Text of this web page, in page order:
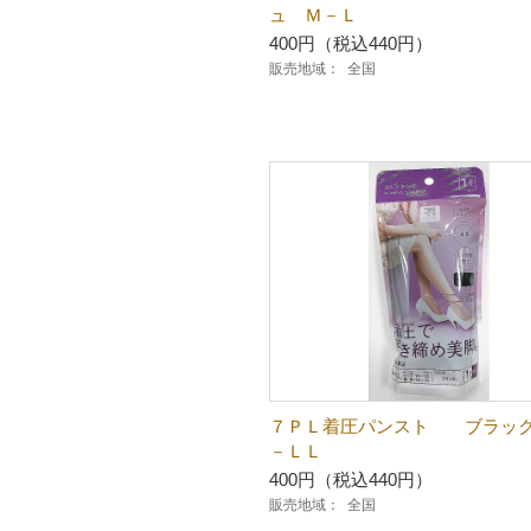
ュ Ｍ－Ｌ
400円（税込440円）
販売地域： 全国
７ＰＬ着圧パンスト ブラ
－ＬＬ
400円（税込440円）
販売地域： 全国